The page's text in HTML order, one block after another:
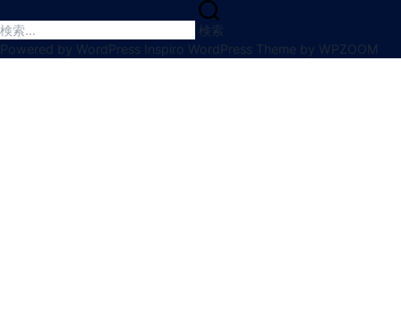
索:
検索
Powered by WordPress Inspiro WordPress Theme by WPZOOM